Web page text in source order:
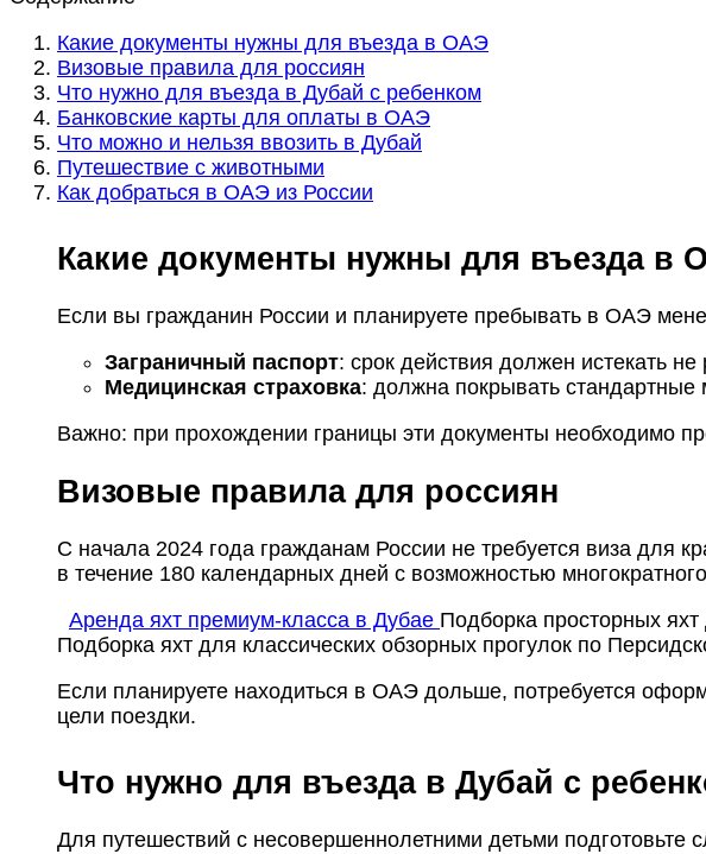
Какие документы нужны для въезда в ОАЭ
Визовые правила для россиян
Что нужно для въезда в Дубай с ребенком
Банковские карты для оплаты в ОАЭ
Что можно и нельзя ввозить в Дубай
Путешествие с животными
Как добраться в ОАЭ из России
Какие документы нужны для въезда в
Если вы гражданин России и планируете пребывать в ОАЭ
Заграничный паспорт: срок действия должен истекать
Медицинская страховка: должна покрывать стандартные
Важно: при прохождении границы эти документы необходимо
Визовые правила для россиян
С начала 2024 года гражданам России не требуется виза для
в течение 180 календарных дней с возможностью
Аренда яхт премиум-класса в Дубае Подборка просторных
Подборка яхт для классических обзорных прогулок по
Если планируете находиться в ОАЭ дольше, потребуется
цели поездки.
Что нужно для въезда в Дубай с
Для путешествий с несовершеннолетними детьми подготовьте